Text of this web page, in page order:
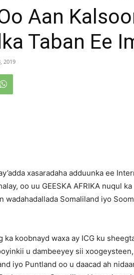
Aan
Taban Ee
2019
xasaradaha adduunka ee
oo uu GEESKA AFRIKA nuqul
wadahadallada Somaliland iyo
ka koobnayd waxa ay ICG ku
u dambeeyey sii
iyo Puntland oo u daacad ah